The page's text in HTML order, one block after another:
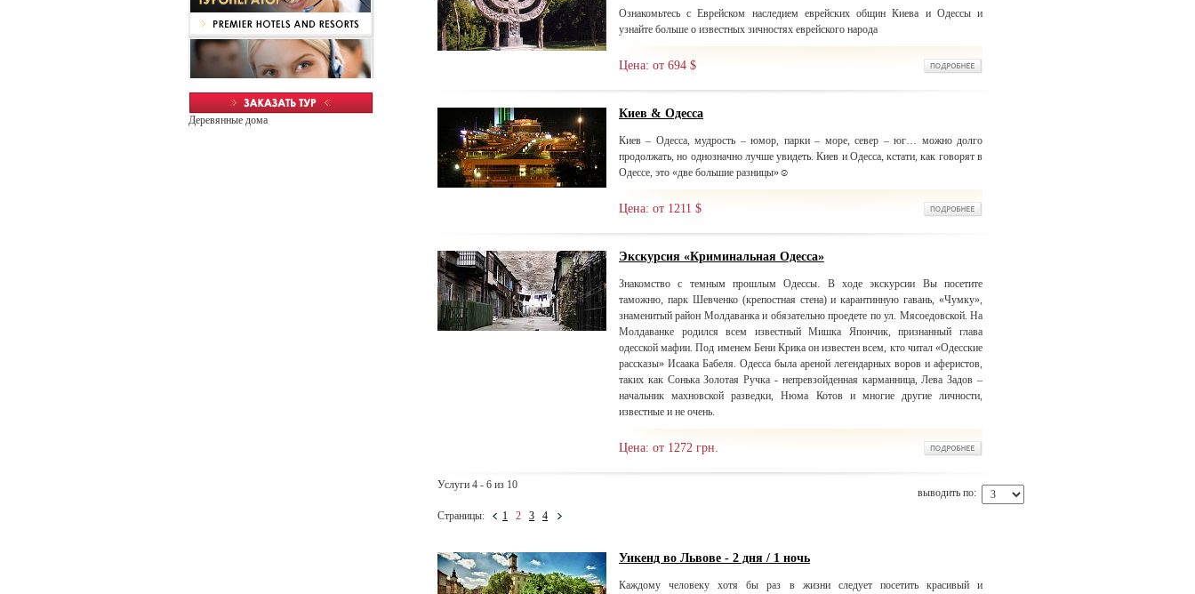
Деревянные дома
Ознакомьтесь с Еврейском наследием еврейских общин Киева и Одессы и
узнайте больше о известных зичностях еврейского народа
Цена: от 694 $
Киев & Одесса
Киев – Одесса, мудрость – юмор, парки – море, север – юг… можно долго
продолжать, но однозначно лучше увидеть. Киев и Одесса, кстати, как говорят в
Одессе, это «две большие разницы»☺
Цена: от 1211 $
Экскурсия «Криминальная Одесса»
Знакомство с темным прошлым Одессы. В ходе экскурсии Вы посетите
таможню, парк Шевченко (крепостная стена) и карантинную гавань, «Чумку»,
знаменитый район Молдаванка и обязательно проедете по ул. Мясоедовской. На
Молдаванке родился всем известный Мишка Япончик, признанный глава
одесской мафии. Под именем Бени Крика он известен всем, кто читал «Одесские
рассказы» Исаака Бабеля. Одесса была ареной легендарных воров и аферистов,
таких как Сонька Золотая Ручка - непревзойденная карманница, Лева Задов –
начальник махновской разведки, Нюма Котов и многие другие личности,
известные и не очень.
Цена: от 1272 грн.
Услуги 4 - 6 из 10
Страницы: 1 2 3 4
выводить по:
Уикенд во Львове - 2 дня / 1 ночь
Каждому человеку хотя бы раз в жизни следует посетить красивый и